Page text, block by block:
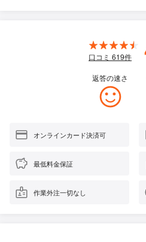
口コミ 619件
返答の速さ
オンラインカード決済可
最低料金保証
作業外注一切なし